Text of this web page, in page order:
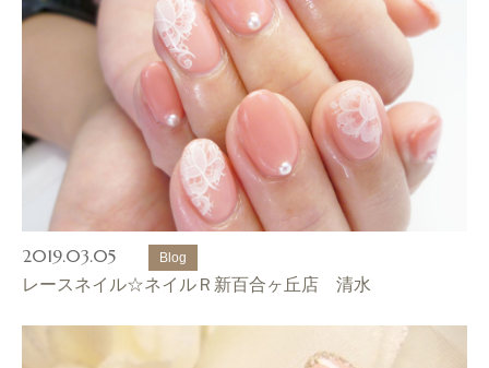
2019.03.05 Blog
レースネイル☆ネイルＲ新百合ヶ丘店 清水